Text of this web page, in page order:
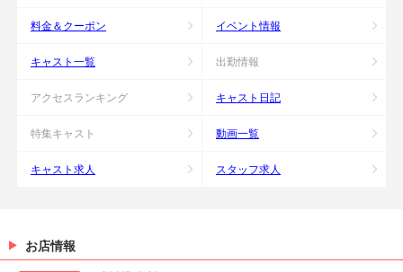
料金＆クーポン イベント情報
キャスト一覧 出勤情報
アクセスランキング キャスト日記
特集キャスト 動画一覧
キャスト求人 スタッフ求人
お店情報